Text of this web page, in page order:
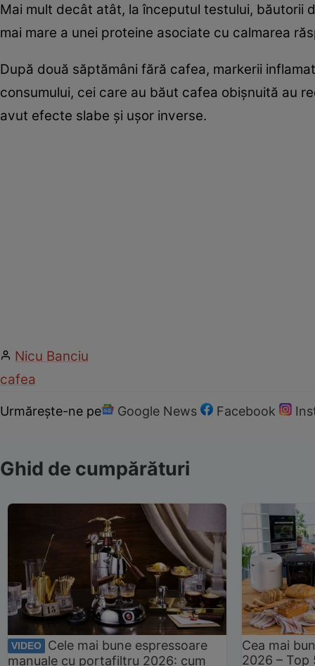
Mai mult decât atât, la începutul testului, băutorii
mai mare a unei proteine asociate cu calmarea
După două săptămâni fără cafea, markerii
consumului, cei care au băut cafea obișnuită au
avut efecte slabe și ușor inverse.
Nicu Banciu
cafea
Urmărește-ne pe Google News Facebook
Ghid de cumpărături
VIDEO
Cele mai bune espressoare
manuale cu portafiltru 2026: cum
Cea mai
2026 –